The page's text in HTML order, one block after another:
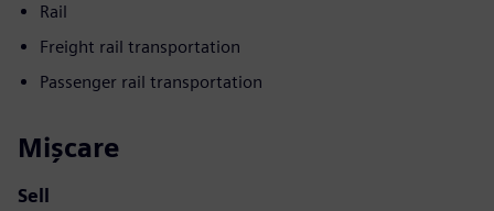
Rail
Freight rail transportation
Passenger rail transportation
Mișcare
Sell